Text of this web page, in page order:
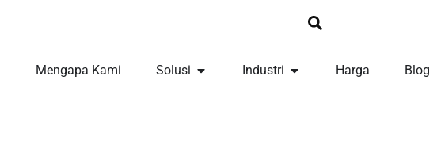
Mengapa Kami Solusi Industri Harga Blog